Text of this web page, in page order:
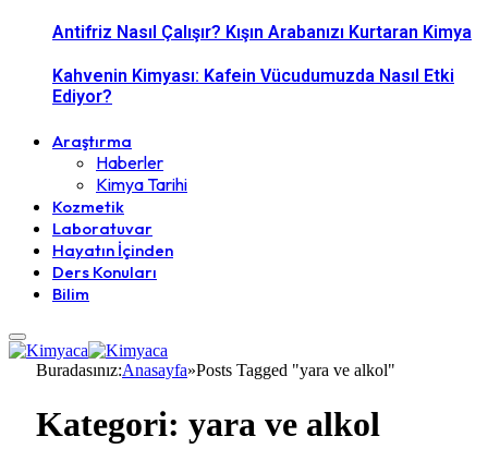
Antifriz Nasıl Çalışır? Kışın Arabanızı Kurtaran Kimya
Kahvenin Kimyası: Kafein Vücudumuzda Nasıl Etki
Ediyor?
Araştırma
Haberler
Kimya Tarihi
Kozmetik
Laboratuvar
Hayatın İçinden
Ders Konuları
Bilim
Buradasınız:Anasayfa»Posts Tagged "yara ve alkol"
Kategori: yara ve alkol